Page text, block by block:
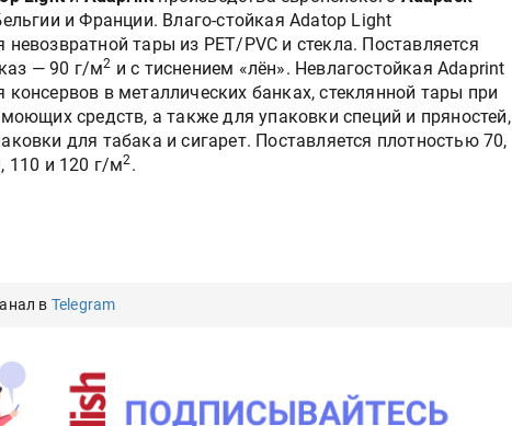
и Франции. Влаго-стойкая Adatop Light
тары из PET/PVC и стекла. Поставляется
— 90 г/м2 и с тиснением «лён». Невлагостойкая Adaprint
в металлических банках, стеклянной тары при
средств, а также для упаковки специй и пряностей,
для табака и сигарет. Поставляется плотностью 70,
110 и 120 г/м2.
в Telegram